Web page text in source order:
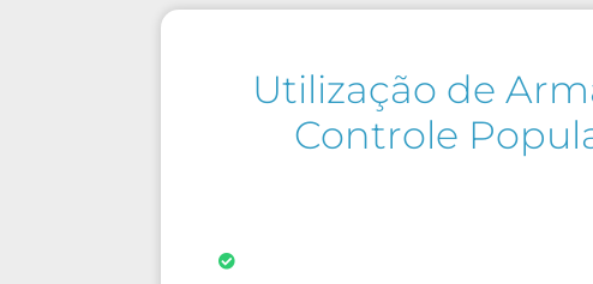
Utilização de
Controle